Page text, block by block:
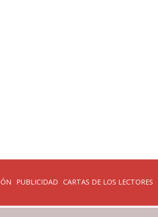
PUBLICIDAD CARTAS DE LOS LECTORES